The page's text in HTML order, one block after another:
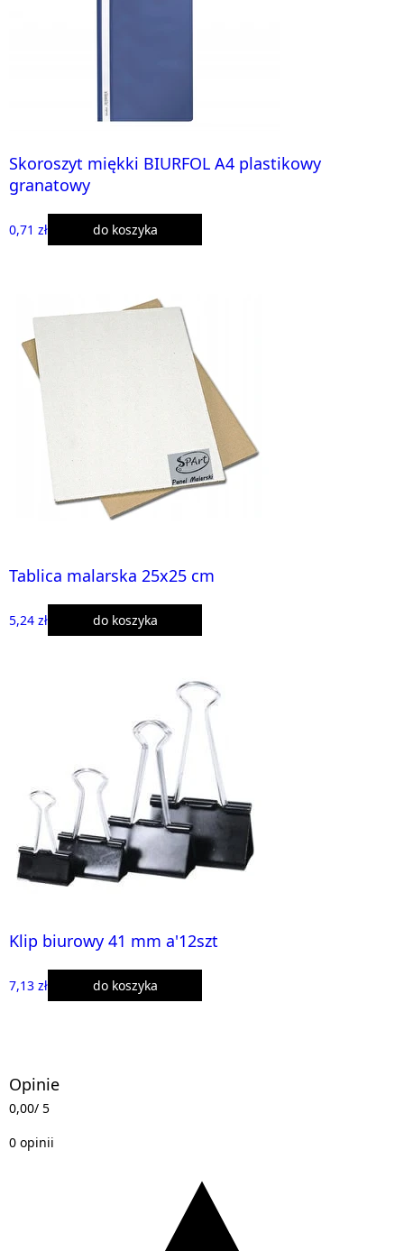
Skoroszyt miękki BIURFOL A4 plastikowy
granatowy
0,71 zł do koszyka
Tablica malarska 25x25 cm
5,24 zł do koszyka
Klip biurowy 41 mm a'12szt
7,13 zł do koszyka
Opinie
0,00/ 5
0 opinii